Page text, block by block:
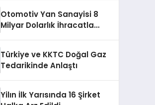
Otomotiv Yan Sanayisi 8
Milyar Dolarlık İhracatla
Türkiye ve KKTC Doğal Gaz
Tedarikinde Anlaştı
Yilın İlk Yarısında 16 Şirket